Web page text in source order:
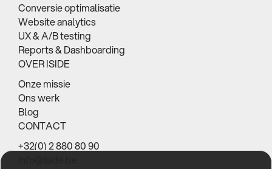
Conversie optimalisatie
Website analytics
UX & A/B testing
Reports & Dashboarding
OVER ISIDE
Onze missie
Ons werk
Blog
CONTACT
+32(0) 2 880 80 90